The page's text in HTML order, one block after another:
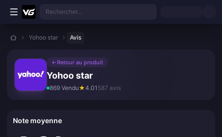
Aller au contenu principal
Rechercher...
Yohoo star Avis
← Retour au produit
Yohoo star
869 Vendu★4.01 587 avis
Note moyenne